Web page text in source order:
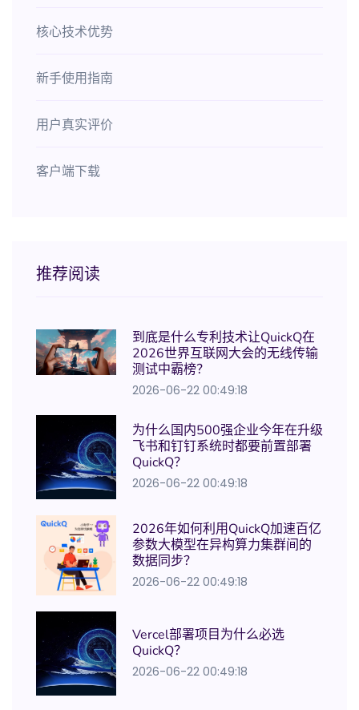
核心技术优势
新手使用指南
用户真实评价
客户端下载
推荐阅读
到底是什么专利技术让QuickQ在
2026世界互联网大会的无线传输
测试中霸榜？
2026-06-22 00:49:18
为什么国内500强企业今年在升级
飞书和钉钉系统时都要前置部署
QuickQ？
2026-06-22 00:49:18
2026年如何利用QuickQ加速百亿
参数大模型在异构算力集群间的
数据同步？
2026-06-22 00:49:18
Vercel部署项目为什么必选
QuickQ？
2026-06-22 00:49:18